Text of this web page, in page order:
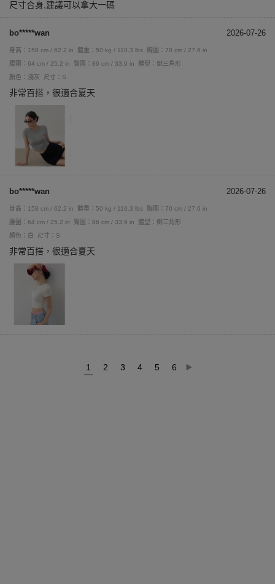
尺寸合身,建議可以拿大一碼
bo*****wan 2026-07-26
身高：158 cm / 62.2 in 體重：50 kg / 110.3 lbs
胸圍：70 cm / 27.6 in
腰圍：64 cm / 25.2 in
臀圍：86 cm / 33.9 in
體型：倒三角形
顏色：淺灰
尺寸：S
非常百搭，很適合夏天
bo*****wan 2026-07-26
身高：158 cm / 62.2 in 體重：50 kg / 110.3 lbs
胸圍：70 cm / 27.6 in
腰圍：64 cm / 25.2 in
臀圍：86 cm / 33.9 in
體型：倒三角形
顏色：白
尺寸：S
非常百搭，很適合夏天
1 2 3 4 5 6